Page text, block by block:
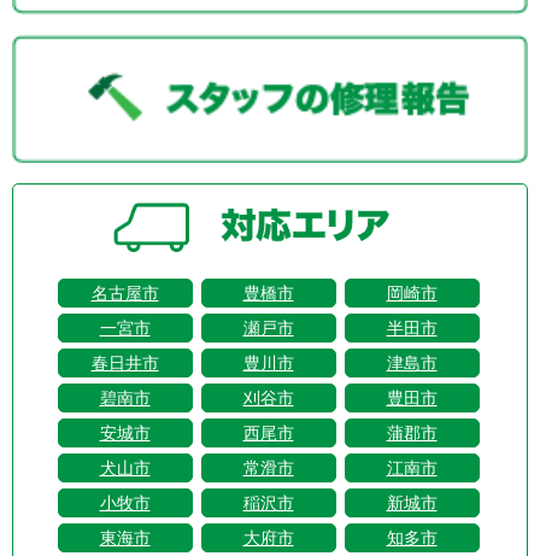
名古屋市 豊橋市
岡崎市
一宮市
瀬戸市
半田市
春日井市
豊川市
津島市
碧南市
刈谷市
豊田市
安城市
西尾市
蒲郡市
犬山市
常滑市
江南市
小牧市
稲沢市
新城市
東海市
大府市
知多市